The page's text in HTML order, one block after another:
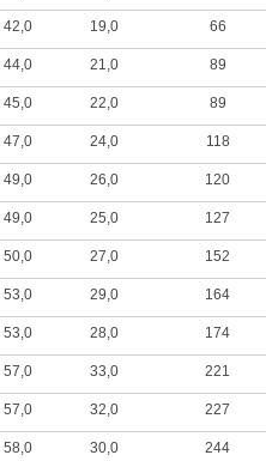
42,0 19,0 66
44,0 21,0 89
45,0 22,0 89
47,0 24,0 118
49,0 26,0 120
49,0 25,0 127
50,0 27,0 152
53,0 29,0 164
53,0 28,0 174
57,0 33,0 221
57,0 32,0 227
58,0 30,0 244